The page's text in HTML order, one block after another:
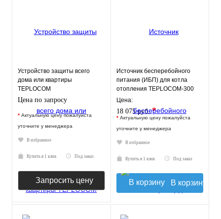
Устройство защиты всего
дома или квартиры
TEPLOCOM
АЛЬБАТРОС-12000 ЖКИ
Цена по запросу
* Актуальную цену пожалуйста
уточните у менеджера
В избранное
Купить в 1 клик Под заказ
Запросить цену
Источник бесперебойного
питания (ИБП) для котла
отопления TEPLOCOM-300
Цена:
18 075 руб.*
* Актуальную цену пожалуйста
уточните у менеджера
В избранное
Купить в 1 клик Под заказ
В корзину